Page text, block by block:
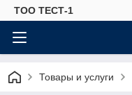
ТОО ТЕСТ-1
Товары и услуги